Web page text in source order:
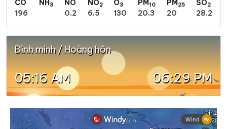
CO
196
NH3
NO
0.2
NO2
6.5
O3
130
PM10
20.3
PM25
20
SO2
28.2
Bình minh / Hoàng hôn
05:16 AM 06:29 PM